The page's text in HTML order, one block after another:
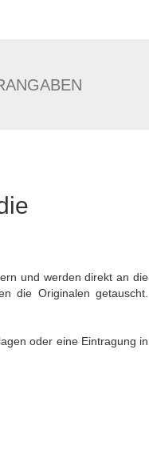
und werden direkt an die
die Originalen getauscht.
oder eine Eintragung in